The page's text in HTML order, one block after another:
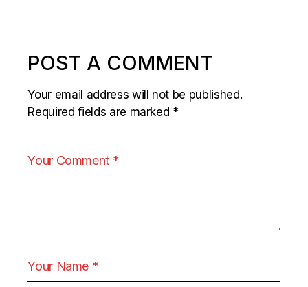
POST A COMMENT
Your email address will not be published.
Required fields are marked *